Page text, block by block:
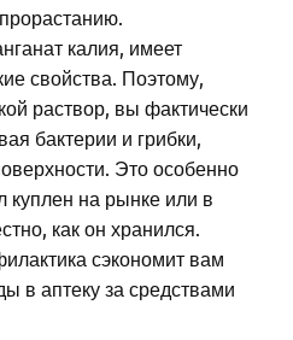
калия, имеет
свойства. Поэтому,
раствор, вы фактически
бактерии и грибки,
Это особенно
на рынке или в
как он хранился.
сэкономит вам
в аптеку за средствами